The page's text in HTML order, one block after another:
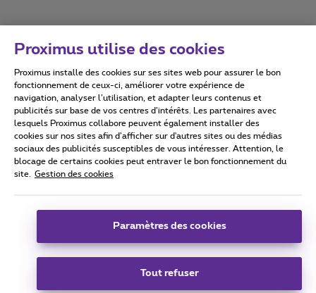
Conditions d'utilisation Accessibility statement
Tous droits réservés. © 2026
Conditions générales, info consommateur
Coordonnées de l’entreprise
Boulevard du Roi Albert II 27 - B-1030 Bruxelles.
Proximus utilise des cookies
Proximus installe des cookies sur ses sites web pour assurer le bon
fonctionnement de ceux-ci, améliorer votre expérience de
navigation, analyser l’utilisation, et adapter leurs contenus et
publicités sur base de vos centres d’intérêts. Les partenaires avec
lesquels Proximus collabore peuvent également installer des
cookies sur nos sites afin d’afficher sur d'autres sites ou des médias
sociaux des publicités susceptibles de vous intéresser. Attention, le
blocage de certains cookies peut entraver le bon fonctionnement du
site.
Gestion des cookies
Paramètres des cookies
Tout refuser